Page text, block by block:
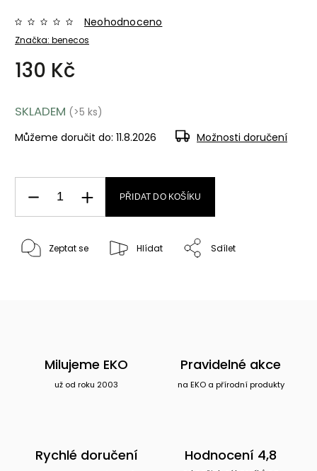
Značka: benecos
Neohodnoceno
130 Kč
SKLADEM (>5 ks)
Můžeme doručit do: 11.8.2026 Možnosti doručení
PŘIDAT DO KOŠÍKU
Zeptat se Hlídat Sdílet
Milujeme EKO
už od roku 2003
Pravidelné akce
na EKO a přírodní produkty
Rychlé doručení Hodnocení 4,8